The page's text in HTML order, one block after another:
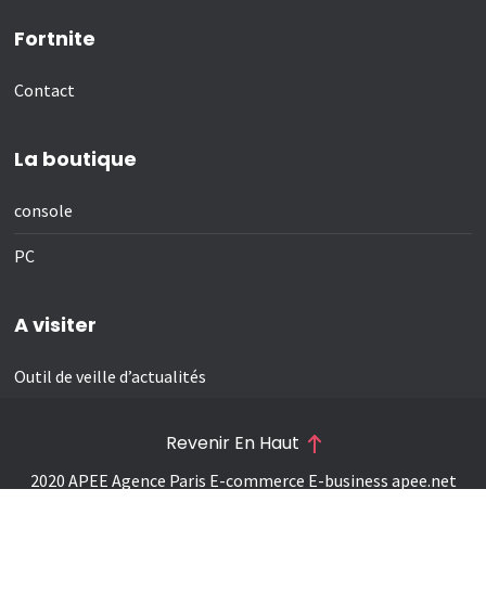
Fortnite
Contact
La boutique
console
PC
A visiter
Outil de veille d’actualités
2020 APEE Agence Paris E-commerce E-business apee.net
Revenir En Haut